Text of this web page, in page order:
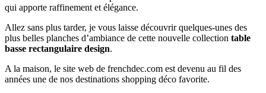
qui apporte raffinement et élégance.
Allez sans plus tarder, je vous laisse découvrir quelques-unes des
plus belles planches d’ambiance de cette nouvelle collection table
basse rectangulaire design.
A la maison, le site web de frenchdec.com est devenu au fil des
années une de nos destinations shopping déco favorite.